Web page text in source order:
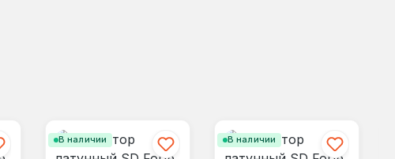
В наличии В наличии